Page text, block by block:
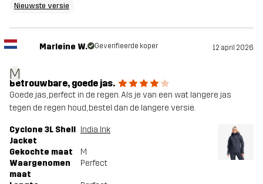
Nieuwste versie
M
Marleine W. Geverifieerde koper 12 april 2026
Betrouwbare, goede jas.
Goede jas, perfect in de regen. Als je van een wat langere jas
tegen de regen houd, bestel dan de langere versie.
Cyclone 3L Shell
Jacket
India Ink
Gekochte maat
M
Waargenomen
maat
Perfect